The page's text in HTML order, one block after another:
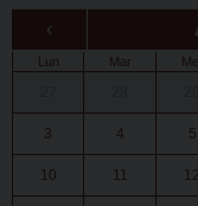
‹
Lun Mar
3 4 5
10 11 12